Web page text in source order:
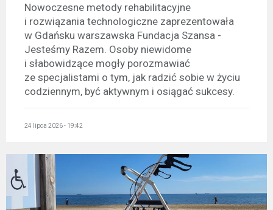
Nowoczesne metody rehabilitacyjne
i rozwiązania technologiczne zaprezentowała
w Gdańsku warszawska Fundacja Szansa -
Jesteśmy Razem. Osoby niewidome
i słabowidzące mogły porozmawiać
ze specjalistami o tym, jak radzić sobie w życiu
codziennym, być aktywnym i osiągać sukcesy.
24 lipca 2026 - 19:42